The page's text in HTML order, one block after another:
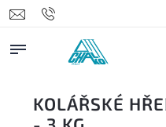
KOLÁŘSKÉ